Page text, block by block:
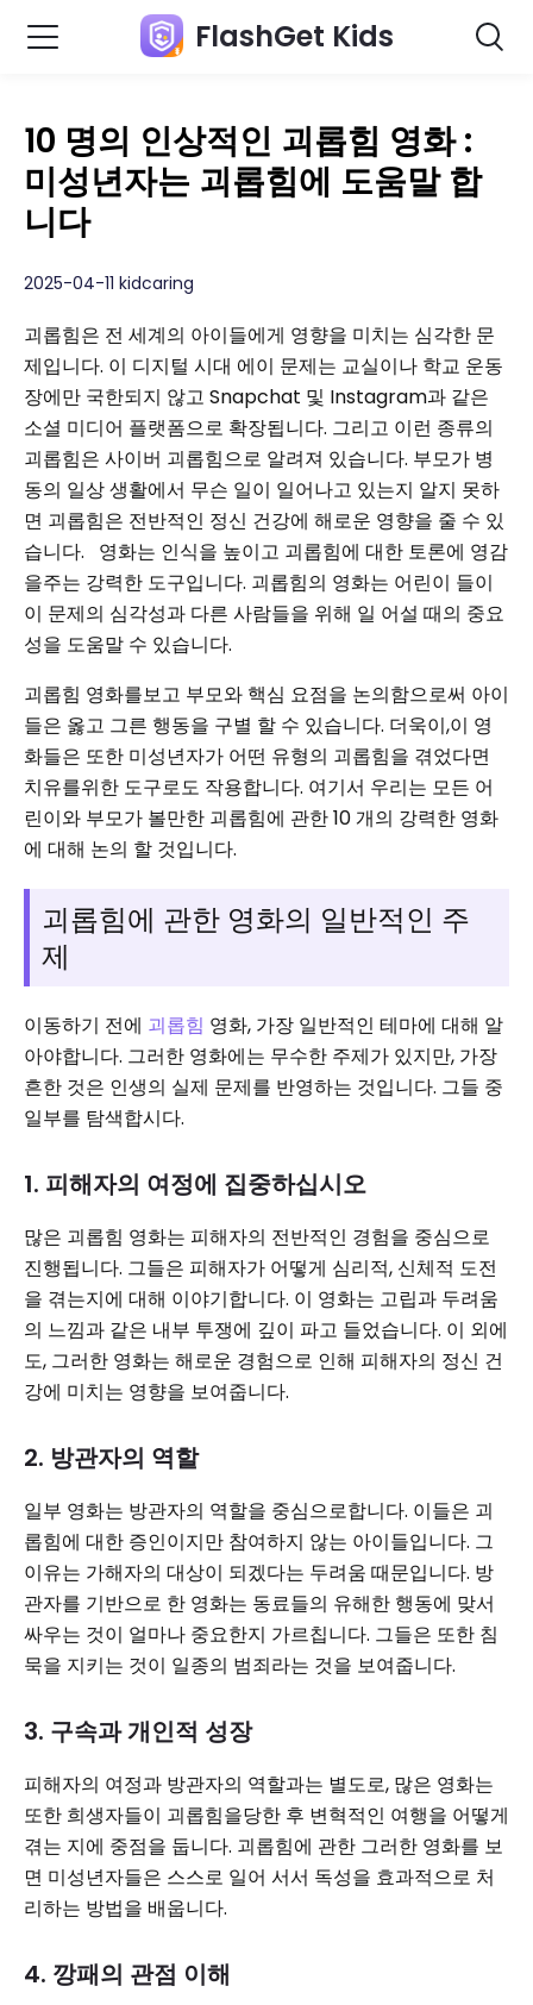
FlashGet Kids
10 명의 인상적인 괴롭힘 영화 :
미성년자는 괴롭힘에 도움말 합
니다
2025-04-11 kidcaring
괴롭힘은 전 세계의 아이들에게 영향을 미치는 심각한 문
제입니다. 이 디지털 시대 에이 문제는 교실이나 학교 운동
장에만 국한되지 않고 Snapchat 및 Instagram과 같은
소셜 미디어 플랫폼으로 확장됩니다. 그리고 이런 종류의
괴롭힘은 사이버 괴롭힘으로 알려져 있습니다. 부모가 병
동의 일상 생활에서 무슨 일이 일어나고 있는지 알지 못하
면 괴롭힘은 전반적인 정신 건강에 해로운 영향을 줄 수 있
습니다.
영화는 인식을 높이고 괴롭힘에 대한 토론에 영감
을주는 강력한 도구입니다. 괴롭힘의 영화는 어린이 들이
이 문제의 심각성과 다른 사람들을 위해 일 어설 때의 중요
성을 도움말 수 있습니다.
괴롭힘 영화를보고 부모와 핵심 요점을 논의함으로써 아이
들은 옳고 그른 행동을 구별 할 수 있습니다. 더욱이,이 영
화들은 또한 미성년자가 어떤 유형의 괴롭힘을 겪었다면
치유를위한 도구로도 작용합니다. 여기서 우리는 모든 어
린이와 부모가 볼만한 괴롭힘에 관한 10 개의 강력한 영화
에 대해 논의 할 것입니다.
괴롭힘에 관한 영화의 일반적인 주
제
이동하기 전에 괴롭힘 영화, 가장 일반적인 테마에 대해 알
아야합니다. 그러한 영화에는 무수한 주제가 있지만, 가장
흔한 것은 인생의 실제 문제를 반영하는 것입니다. 그들 중
일부를 탐색합시다.
1. 피해자의 여정에 집중하십시오
많은 괴롭힘 영화는 피해자의 전반적인 경험을 중심으로
진행됩니다. 그들은 피해자가 어떻게 심리적, 신체적 도전
을 겪는지에 대해 이야기합니다. 이 영화는 고립과 두려움
의 느낌과 같은 내부 투쟁에 깊이 파고 들었습니다. 이 외에
도, 그러한 영화는 해로운 경험으로 인해 피해자의 정신 건
강에 미치는 영향을 보여줍니다.
2. 방관자의 역할
일부 영화는 방관자의 역할을 중심으로합니다. 이들은 괴
롭힘에 대한 증인이지만 참여하지 않는 아이들입니다. 그
이유는 가해자의 대상이 되겠다는 두려움 때문입니다. 방
관자를 기반으로 한 영화는 동료들의 유해한 행동에 맞서
싸우는 것이 얼마나 중요한지 가르칩니다. 그들은 또한 침
묵을 지키는 것이 일종의 범죄라는 것을 보여줍니다.
3. 구속과 개인적 성장
피해자의 여정과 방관자의 역할과는 별도로, 많은 영화는
또한 희생자들이 괴롭힘을당한 후 변혁적인 여행을 어떻게
겪는 지에 중점을 둡니다. 괴롭힘에 관한 그러한 영화를 보
면 미성년자들은 스스로 일어 서서 독성을 효과적으로 처
리하는 방법을 배웁니다.
4. 깡패의 관점 이해